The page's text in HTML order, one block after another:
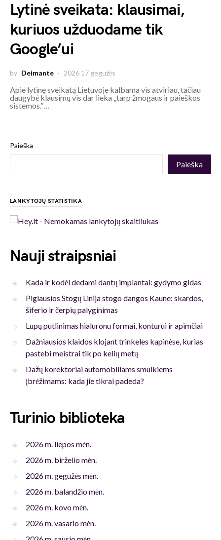
Lytinė sveikata: klausimai,
kuriuos užduodame tik
Google’ui
by Deimante 2026 17 gegužės
Apie lytinę sveikatą Lietuvoje kalbama vis atviriau, tačiau
daugybė klausimų vis dar lieka „tarp žmogaus ir paieškos
sistemos.”…
Paieška
Paieška
LANKYTOJŲ STATISTIKA
Nauji straipsniai
Kada ir kodėl dedami dantų implantai: gydymo gidas
Pigiausios Stogų Linija stogo dangos Kaune: skardos,
šiferio ir čerpių palyginimas
Lūpų putlinimas hialuronu formai, kontūrui ir apimčiai
Dažniausios klaidos klojant trinkeles kapinėse, kurias
pastebi meistrai tik po kelių metų
Dažų korektoriai automobiliams smulkiems
įbrėžimams: kada jie tikrai padeda?
Turinio biblioteka
2026 m. liepos mėn.
2026 m. birželio mėn.
2026 m. gegužės mėn.
2026 m. balandžio mėn.
2026 m. kovo mėn.
2026 m. vasario mėn.